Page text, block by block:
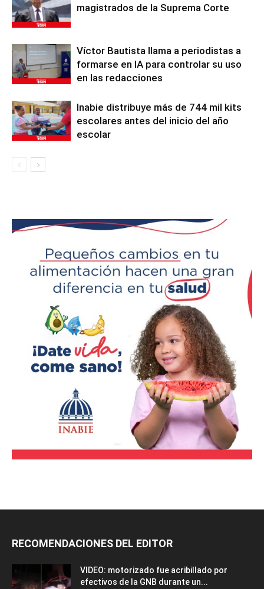
magistrados de la Suprema Corte
Víctor Bautista llama a periodistas a
formarse en IA para controlar su uso
en las redacciones
Inabie distribuye más de 744 mil kits
escolares antes del inicio del año
escolar
RECOMENDACIONES DEL EDITOR
VIDEO: motorizado fue acribillado por
efectivos de la GNB durante un...